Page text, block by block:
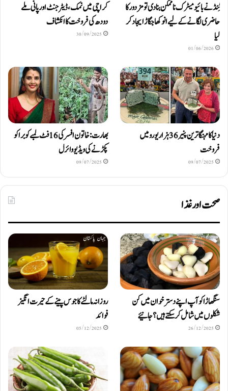
ٹِنڈ نے بائیومیٹرک ناممکن بنا دی تو مزدور کا
حاضری لگانے کے لیے انوکھا جگاڑ ایجاد کر
لیا
01/06/2026
کراچی میں نمک، ڈیٹرجنٹ اور پانی ملے
دودھ کی فروخت کا انکشاف
30/09/2025
دنیا کا مہنگا ترین پنیر 36 ہزار یورو میں
فروخت
09/07/2025
بھارت: خاتون افسر کی 16 فٹ لمبے کوبرا کو
پکڑنے کی ویڈیو وائرل
09/07/2025
صحت اور غذا
سنگھاڑا کو آپ اپنے دستر خوان میں کن
شکلوں میں شامل کرسکتے ہیں ؟ جانیئے
26/12/2025
روزانہ مالٹے کا جوس پینے کے حیرت انگیز
فوائد
05/12/2025